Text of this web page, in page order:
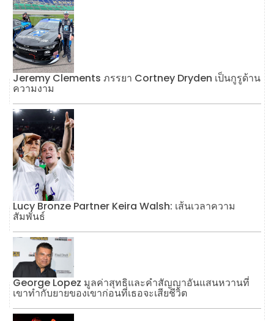
Jeremy Clements ภรรยา Cortney Dryden เป็นกูรูด้าน
ความงาม
Lucy Bronze Partner Keira Walsh: เส้นเวลาความ
สัมพันธ์
George Lopez มูลค่าสุทธิและคำสัญญาอันแสนหวานที่
เขาทำกับยายของเขาก่อนที่เธอจะเสียชีวิต